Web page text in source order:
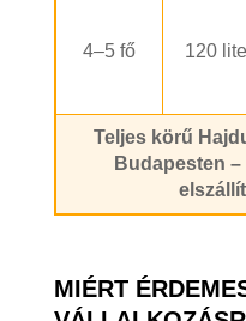
4–5 fő 120
Teljes körű
Budapesten
MIÉRT